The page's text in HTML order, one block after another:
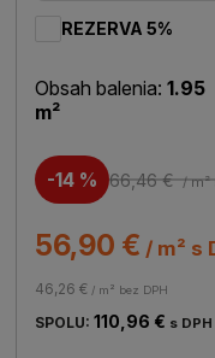
REZERVA 5%
Obsah balenia: 1.95
m²
-14 % 66,46 €/ m²
56,90 € / m² s
46,26 € / m² bez DPH
SPOLU:110,96 € s DPH